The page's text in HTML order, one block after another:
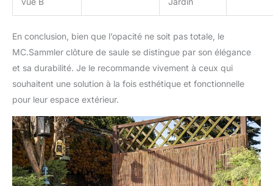
En conclusion, bien que l’opacité ne soit pas totale, le
MC.Sammler clôture de saule se distingue par son élégance
et sa durabilité. Je le recommande vivement à ceux qui
souhaitent une solution à la fois esthétique et fonctionnelle
pour leur espace extérieur.